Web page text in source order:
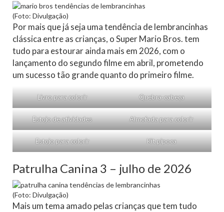
(Foto: Divulgação)
Por mais que já seja uma tendência de lembrancinhas
clássica entre as crianças, o Super Mario Bros. tem
tudo para estourar ainda mais em 2026, com o
lançamento do segundo filme em abril, prometendo
um sucesso tão grande quanto do primeiro filme.
Livro para colorir Quebra-cabeça
Estojo de atividades Almofada para colorir
Estojo para colorir Kit pipoca
Patrulha Canina 3 – julho de 2026
(Foto: Divulgação)
Mais um tema amado pelas crianças que tem tudo